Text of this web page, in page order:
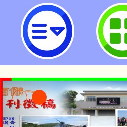
neilrpjhstyc網站